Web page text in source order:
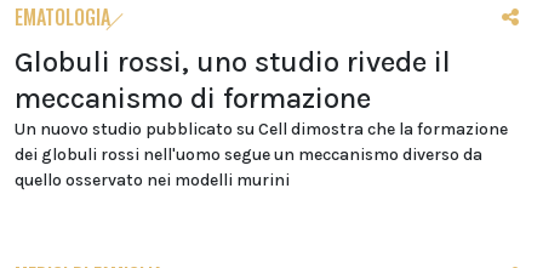
EMATOLOGIA
Globuli rossi, uno studio rivede il
meccanismo di formazione
Un nuovo studio pubblicato su Cell dimostra che la formazione
dei globuli rossi nell'uomo segue un meccanismo diverso da
quello osservato nei modelli murini